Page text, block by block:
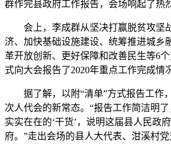
群作完县政府工作报告，会场响起了热
会上，李成群从坚决打赢脱贫攻坚
济、加快基础设施建设、统筹推进城乡
革开放创新、更好保障和改善民生等6
式向大会报告了2020年重点工作完成情
据了解，以附“清单”方式报告工作
次人代会的新常态。“报告工作简洁明
实实在在的‘干货’，说明这届县人民政
府。”走出会场的县人大代表、泔溪村